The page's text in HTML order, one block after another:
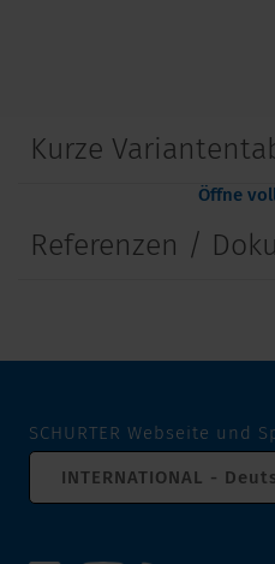
Kurze
Öffne
Referenzen /
SCHURTER Webseite und
INTERNATIONAL -